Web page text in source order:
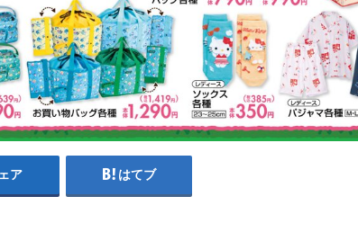
ア はてブ